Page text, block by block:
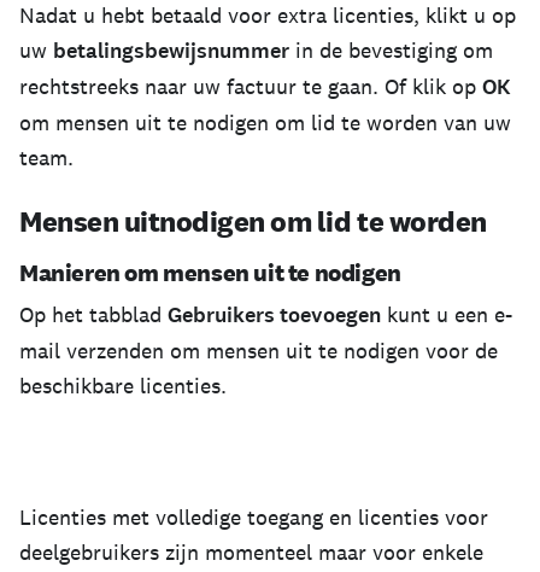
Nadat u hebt betaald voor extra licenties, klikt u op
uw betalingsbewijsnummer in de bevestiging om
rechtstreeks naar uw factuur te gaan. Of klik op OK
om mensen uit te nodigen om lid te worden van uw
team.
Mensen uitnodigen om lid te worden
Manieren om mensen uit te nodigen
Op het tabblad Gebruikers toevoegen kunt u een e-
mail verzenden om mensen uit te nodigen voor de
beschikbare licenties.
Licenties met volledige toegang en licenties voor
deelgebruikers zijn momenteel maar voor enkele